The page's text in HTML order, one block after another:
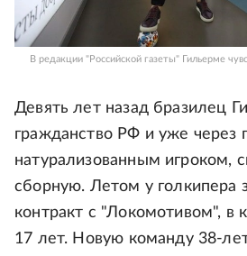
В редакции "Российской газеты" Гильерме
Девять лет назад бразилец
гражданство РФ и уже через
натурализованным игроком,
сборную. Летом у голкипера
контракт с "Локомотивом", в
17 лет. Новую команду 38-